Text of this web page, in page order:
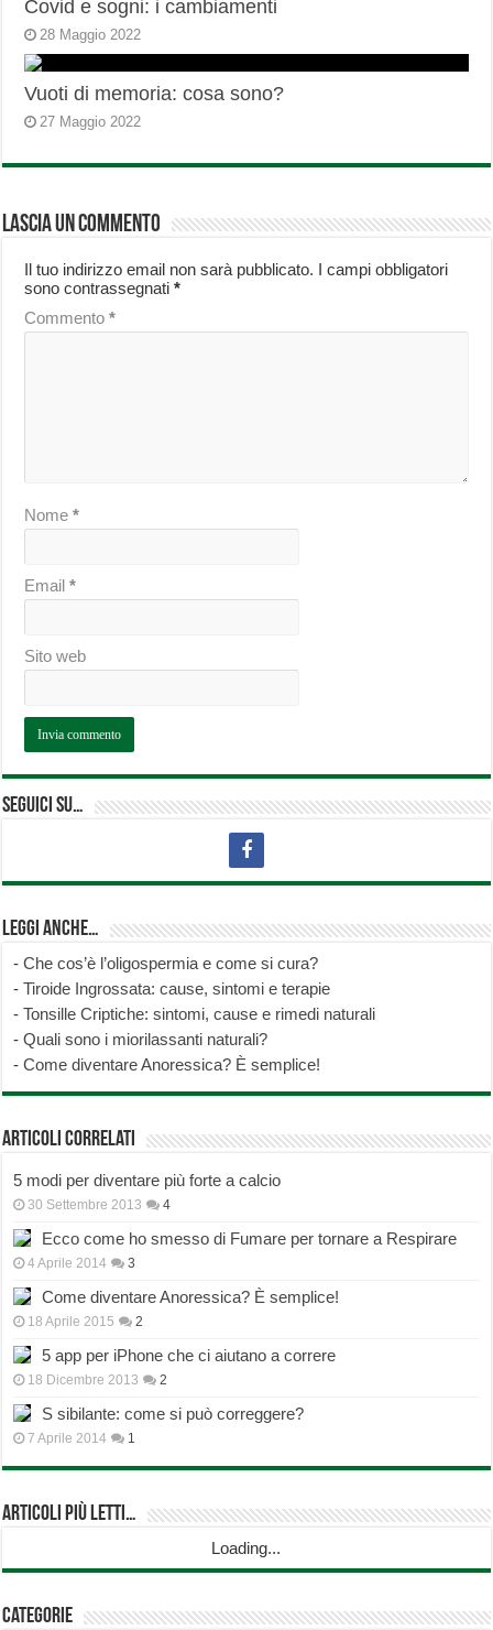
Covid e sogni: i cambiamenti
28 Maggio 2022
Vuoti di memoria: cosa sono?
27 Maggio 2022
Lascia un commento
Il tuo indirizzo email non sarà pubblicato. I campi obbligatori
sono contrassegnati*
Commento*
Nome*
Email*
Sito web
Seguici su…
Leggi anche…
-Che cos’è l’oligospermia e come si cura?
-Tiroide Ingrossata: cause, sintomi e terapie
-Tonsille Criptiche: sintomi, cause e rimedi naturali
-Quali sono i miorilassanti naturali?
-Come diventare Anoressica? È semplice!
Articoli correlati
5 modi per diventare più forte a calcio
30 Settembre 2013 4
Ecco come ho smesso di Fumare per tornare a Respirare
4 Aprile 2014 3
Come diventare Anoressica? È semplice!
18 Aprile 2015 2
5 app per iPhone che ci aiutano a correre
18 Dicembre 2013 2
S sibilante: come si può correggere?
7 Aprile 2014 1
Articoli più Letti…
Loading...
Categorie